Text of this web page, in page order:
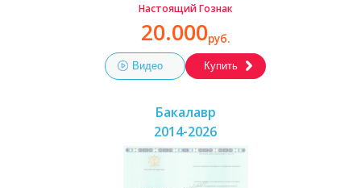
Настоящий Гознак
20.000руб.
Видео Купить
Бакалавр
2014-2026